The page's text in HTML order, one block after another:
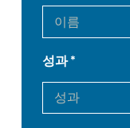
성과